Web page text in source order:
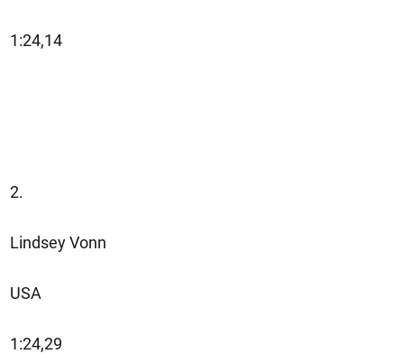
1:24,14
2.
Lindsey Vonn
USA
1:24,29